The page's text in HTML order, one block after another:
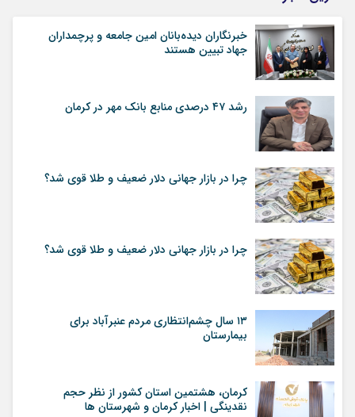
خبرنگاران دیده‌بانان امین جامعه و پرچمداران
جهاد تبیین هستند
رشد ۴۷ درصدی منابع بانک مهر در کرمان
چرا در بازار جهانی دلار ضعیف و طلا قوی شد؟
چرا در بازار جهانی دلار ضعیف و طلا قوی شد؟
۱۳ سال چشم‌انتظاری مردم عنبرآباد برای
بیمارستان
کرمان، هشتمین استان کشور از نظر حجم
نقدینگی | اخبار کرمان و شهرستان ها